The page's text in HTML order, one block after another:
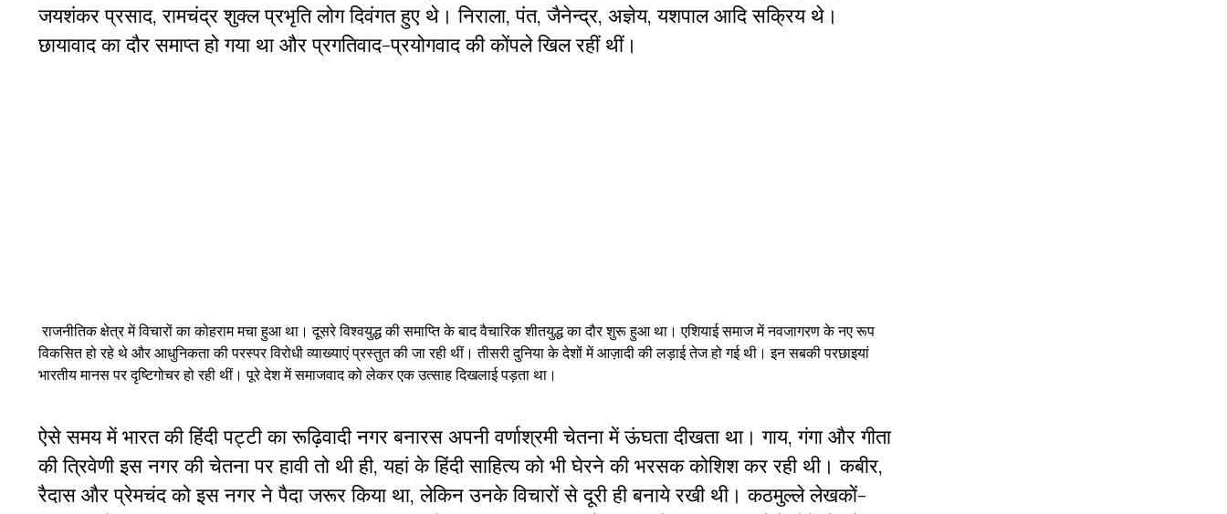
जयशंकर प्रसाद, रामचंद्र शुक्ल प्रभृति लोग दिवंगत हुए थे। निराला, पंत, जैनेन्द्र, अज्ञेय, यशपाल आदि सक्रिय थे।
छायावाद का दौर समाप्त हो गया था और प्रगतिवाद-प्रयोगवाद की कोंपले खिल रहीं थीं।
राजनीतिक क्षेत्र में विचारों का कोहराम मचा हुआ था। दूसरे विश्वयुद्ध की समाप्ति के बाद वैचारिक शीतयुद्ध का दौर शुरू हुआ था। एशियाई समाज में नवजागरण के नए रूप
विकसित हो रहे थे और आधुनिकता की परस्पर विरोधी व्याख्याएं प्रस्तुत की जा रही थीं। तीसरी दुनिया के देशों में आज़ादी की लड़ाई तेज हो गई थी। इन सबकी परछाइयां
भारतीय मानस पर दृष्टिगोचर हो रही थीं। पूरे देश में समाजवाद को लेकर एक उत्साह दिखलाई पड़ता था।
ऐसे समय में भारत की हिंदी पट्टी का रूढ़िवादी नगर बनारस अपनी वर्णाश्रमी चेतना में ऊंघता दीखता था। गाय, गंगा और गीता
की त्रिवेणी इस नगर की चेतना पर हावी तो थी ही, यहां के हिंदी साहित्य को भी घेरने की भरसक कोशिश कर रही थी। कबीर,
रैदास और प्रेमचंद को इस नगर ने पैदा जरूर किया था, लेकिन उनके विचारों से दूरी ही बनाये रखी थी। कठमुल्ले लेखकों-